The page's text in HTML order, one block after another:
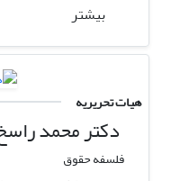
بیشتر
هیات تحریریه
دکتر محمد
فلسفه حقوق